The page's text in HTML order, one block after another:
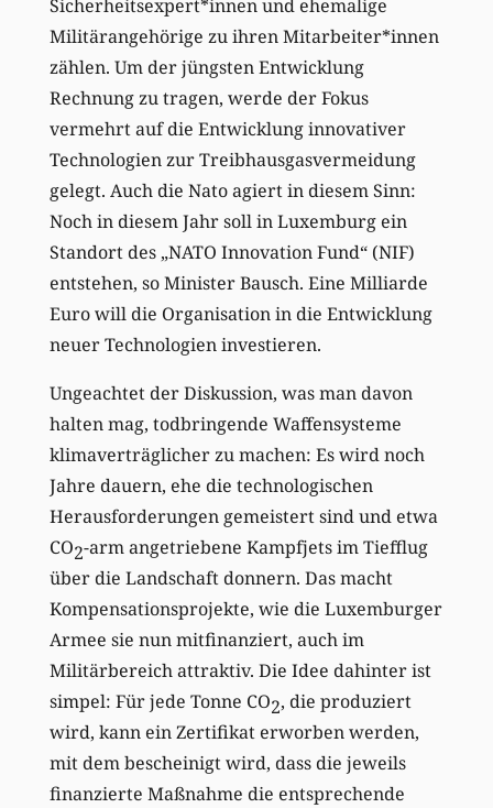
Sicherheitsexpert*innen und ehemalige
Militärangehörige zu ihren Mitarbeiter*innen
zählen. Um der jüngsten Entwicklung
Rechnung zu tragen, werde der Fokus
vermehrt auf die Entwicklung innovativer
Technologien zur Treibhausgasvermeidung
gelegt. Auch die Nato agiert in diesem Sinn:
Noch in diesem Jahr soll in Luxemburg ein
Standort des „NATO Innovation Fund“ (NIF)
entstehen, so Minister Bausch. Eine Milliarde
Euro will die Organisation in die Entwicklung
neuer Technologien investieren.
Ungeachtet der Diskussion, was man davon
halten mag, todbringende Waffensysteme
klimaverträglicher zu machen: Es wird noch
Jahre dauern, ehe die technologischen
Herausforderungen gemeistert sind und etwa
CO2-arm angetriebene Kampfjets im Tiefflug
über die Landschaft donnern. Das macht
Kompensationsprojekte, wie die Luxemburger
Armee sie nun mitfinanziert, auch im
Militärbereich attraktiv. Die Idee dahinter ist
simpel: Für jede Tonne CO2, die produziert
wird, kann ein Zertifikat erworben werden,
mit dem bescheinigt wird, dass die jeweils
finanzierte Maßnahme die entsprechende